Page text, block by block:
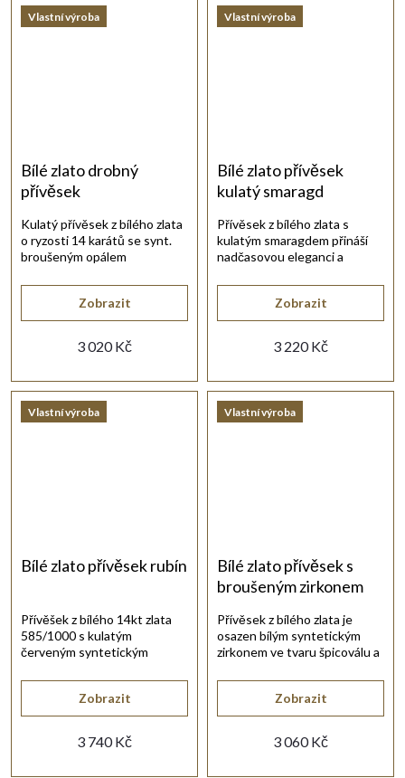
Vlastní výroba
Bílé zlato drobný
přívěsek
3 020 Kč
Zobrazit
Kulatý přívěsek z bílého zlata
o ryzosti 14 karátů se synt.
broušeným opálem
Vlastní výroba
Bílé zlato přívěsek
kulatý smaragd
3 220 Kč
Zobrazit
Přívěsek z bílého zlata s
kulatým smaragdem přináší
nadčasovou eleganci a
Vlastní výroba
Bílé zlato přívěsek rubín
3 740 Kč
Zobrazit
Přívěšek z bílého 14kt zlata
585/1000 s kulatým
červeným syntetickým
provedení.
Vlastní výroba
Bílé zlato přívěsek s
broušeným zirkonem
3 060 Kč
Zobrazit
Přívěsek z bílého zlata je
osazen bílým syntetickým
zirkonem ve tvaru špicoválu a